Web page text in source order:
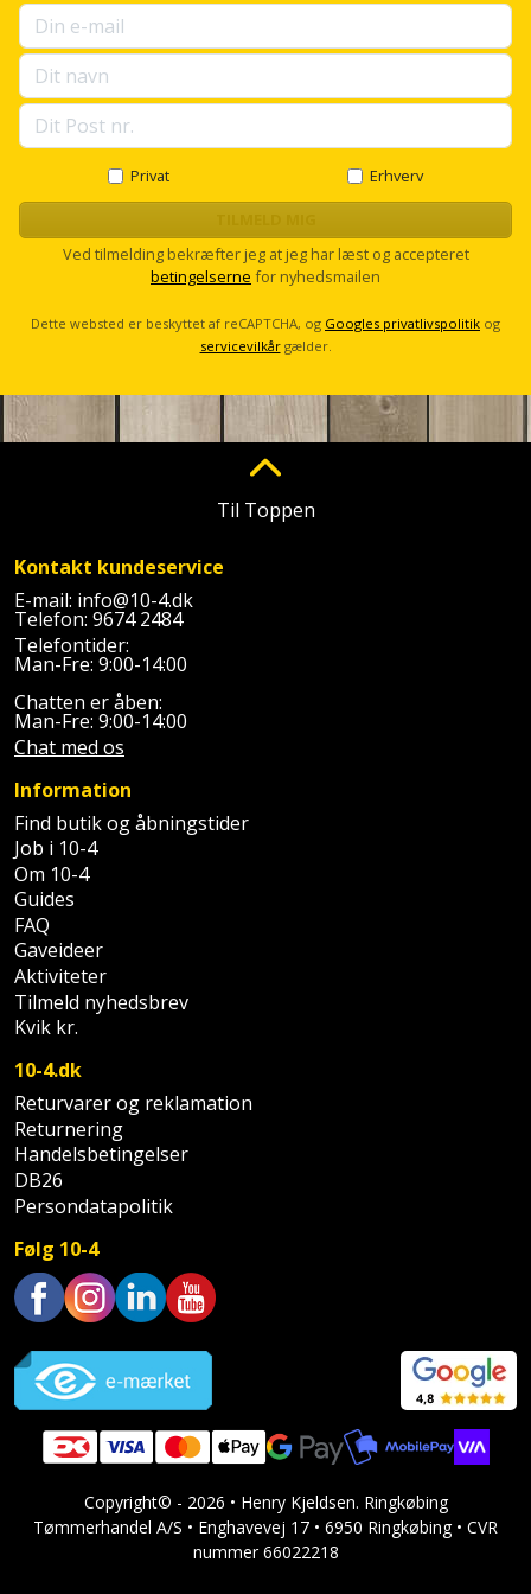
Soldater
støtte
og
teleskopstøtte
Stålbørste
Stemmejern
Tænger
Tommestok
Tømrervinkel
Tragt
Ud-
og
aftrækker
Værktøjskasse
og
opbevaring
Værktøjssæt
Mejselhammer
Multicutter
Multicuttertilbehør
Multisliber
Nedbrydningshammer
Overfræsertilbehør
Polermaskine
Rotationslaser
Rundsav
Rundsavsklinge
Rystepudser
Rystepudsertilbehør
Slagboremaskine
Slagnøgle
Slagnøgletilbehør
Slagskruetrækker
Slibemaskine
Sømpistol
Sømpistoltilbehør
Spånsuger
Stiftepistol
Stiksav
Støvsugertilbehør
Presenning
Redskabsskur
Rengøring
Skadedyrsbekæmpelse
Støttemur
Støvsuger
Strygejern
Terrassevarmer
Tømidler
Tørrestativ
Trappevanger
Udebruser
afskærmning
Varmepumpeskjuler
Velux
gardin
r
u
p
s
e
l
l
c
o
Privat Erhverv
Ved tilmelding bekræfter jeg at jeg har læst og accepteret
betingelserne for nyhedsmailen
Dette websted er beskyttet af reCAPTCHA, og Googles privatlivspolitik og
servicevilkårgælder.
Til Toppen
Kontakt kundeservice
E-mail: info@10-4.dk
Telefon: 9674 2484
Telefontider:
Man-Fre: 9:00-14:00
Chatten er åben:
Man-Fre: 9:00-14:00
Chat med os
Information
Find butik og åbningstider
Job i 10-4
Om 10-4
Guides
FAQ
Gaveideer
Aktiviteter
Tilmeld nyhedsbrev
Kvik kr.
10-4.dk
Returvarer og reklamation
Returnering
Handelsbetingelser
DB26
Persondatapolitik
Følg 10-4
Copyright© - 2026 • Henry Kjeldsen. Ringkøbing
Tømmerhandel A/S • Enghavevej 17 • 6950 Ringkøbing • CVR
nummer 66022218